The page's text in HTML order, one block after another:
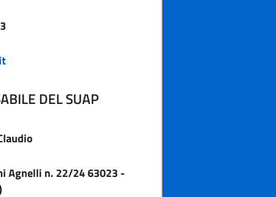
DEL SUAP
Agnelli n. 22/24 63023 -